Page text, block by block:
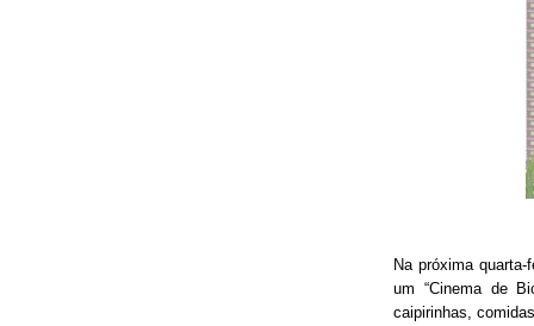
Na próxima
um “Cinema de
caipirinhas,